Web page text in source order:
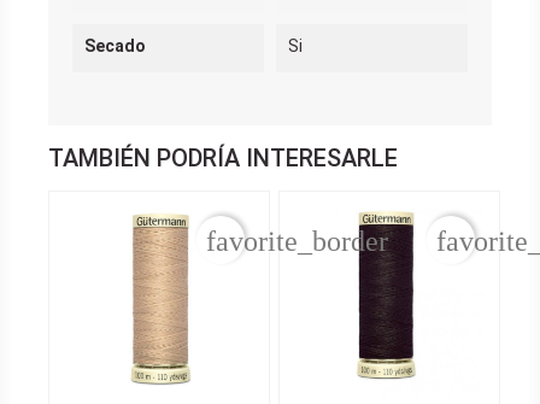
Secado Si
TAMBIÉN PODRÍA INTERESARLE
favorite_border